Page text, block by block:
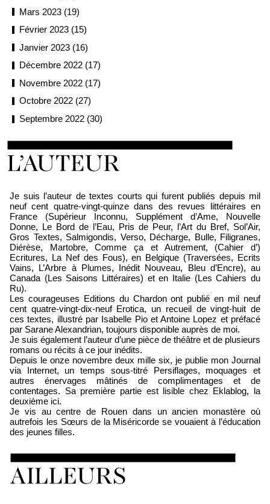
Mars 2023 (19)
Février 2023 (15)
Janvier 2023 (16)
Décembre 2022 (17)
Novembre 2022 (17)
Octobre 2022 (27)
Septembre 2022 (30)
Je suis l’auteur de textes courts qui furent publiés depuis mil
neuf cent quatre-vingt-quinze dans des revues littéraires en
France (Supérieur Inconnu, Supplément d’Ame, Nouvelle
Donne, Le Bord de l’Eau, Pris de Peur, l’Art du Bref, Sol’Air,
Gros Textes, Salmigondis, Verso, Décharge, Bulle, Filigranes,
Diérèse, Martobre, Comme ça et Autrement, (Cahier d’)
Ecritures, La Nef des Fous), en Belgique (Traversées, Ecrits
Vains, L’Arbre à Plumes, Inédit Nouveau, Bleu d’Encre), au
Canada (Les Saisons Littéraires) et en Italie (Les Cahiers du
Ru).
Les courageuses Editions du Chardon ont publié en mil neuf
cent quatre-vingt-dix-neuf Erotica, un recueil de vingt-huit de
ces textes, illustré par Isabelle Pio et Antoine Lopez et préfacé
par Sarane Alexandrian, toujours disponible auprès de moi.
Je suis également l’auteur d’une pièce de théâtre et de plusieurs
romans ou récits à ce jour inédits.
Depuis le onze novembre deux mille six, je publie mon Journal
via Internet, un temps sous-titré Persiflages, moquages et
autres énervages mâtinés de complimentages et de
contentages. Sa première partie est lisible chez Eklablog, la
deuxième ici.
Je vis au centre de Rouen dans un ancien monastère où
autrefois les Sœurs de la Miséricorde se vouaient à l’éducation
des jeunes filles.